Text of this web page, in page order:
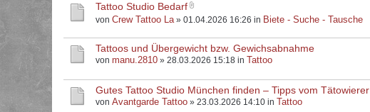
Tattoo Studio Bedarf
von Crew Tattoo La» 01.04.2026 16:26 in Biete - Suche - Tausche
Tattoos und Übergewicht bzw. Gewichsabnahme
von manu.2810 » 28.03.2026 15:18 in Tattoo
Gutes Tattoo Studio München finden – Tipps vom Tätowierer
von Avantgarde Tattoo » 23.03.2026 14:10 in Tattoo